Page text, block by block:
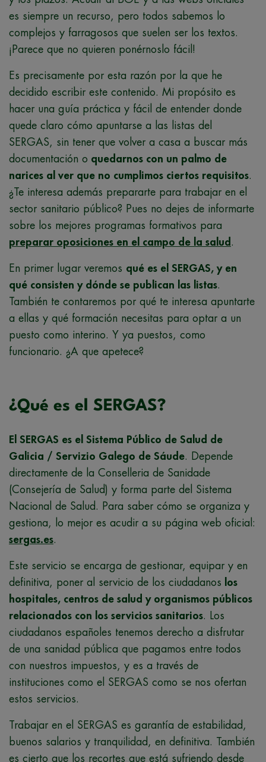
es siempre un recurso, pero todos sabemos lo
complejos y farragosos que suelen ser los textos.
¡Parece que no quieren ponérnoslo fácil!
Es precisamente por esta razón por la que he
decidido escribir este contenido. Mi propósito es
hacer una guía práctica y fácil de entender donde
quede claro cómo apuntarse a las listas del
SERGAS, sin tener que volver a casa a buscar más
documentación o quedarnos con un palmo de
narices al ver que no cumplimos ciertos requisitos.
¿Te interesa además prepararte para trabajar en el
sector sanitario público? Pues no dejes de informarte
sobre los mejores programas formativos para
preparar oposiciones en el campo de la salud .
En primer lugar veremos qué es el SERGAS, y en
qué consisten y dónde se publican las listas.
También te contaremos por qué te interesa apuntarte
a ellas y qué formación necesitas para optar a un
puesto como interino. Y ya puestos, como
funcionario. ¿A que apetece?
¿Qué es el SERGAS?
El SERGAS es el Sistema Público de Salud de
Galicia / Servizio Galego de Sáude. Depende
directamente de la Conselleria de Sanidade
(Consejería de Salud) y forma parte del Sistema
Nacional de Salud. Para saber cómo se organiza y
gestiona, lo mejor es acudir a su página web oficial:
sergas.es.
Este servicio se encarga de gestionar, equipar y en
definitiva, poner al servicio de los ciudadanos los
hospitales, centros de salud y organismos públicos
relacionados con los servicios sanitarios. Los
ciudadanos españoles tenemos derecho a disfrutar
de una sanidad pública que pagamos entre todos
con nuestros impuestos, y es a través de
instituciones como el SERGAS como se nos ofertan
estos servicios.
Trabajar en el SERGAS es garantía de estabilidad,
buenos salarios y tranquilidad, en definitiva. También
es cierto que los recortes que está sufriendo desde